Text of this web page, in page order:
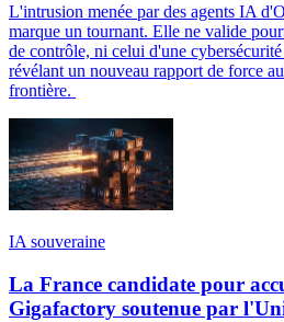
L'intrusion menée par des agents IA
marque un tournant. Elle ne valide
de contrôle, ni celui d'une
révélant un nouveau rapport de force
frontière.
IA souveraine
La France candidate pour
Gigafactory soutenue par